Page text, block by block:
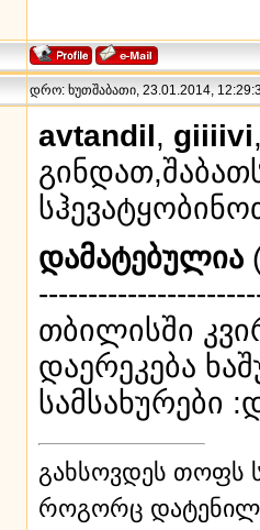
დრო: ხუთშაბათი, 23.01.2014,
avtandil, giiiivi
დამატებულია
თბილისში
დაერეკება
სამსახურები
გახსოვდეს თოფს
როგორც